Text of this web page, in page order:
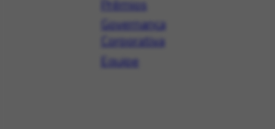
Prêmios
Governança
Corporativa
Equipe